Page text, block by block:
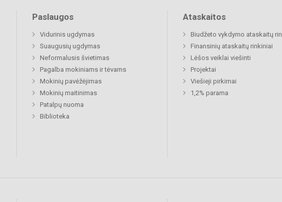
Paslaugos
Vidurinis ugdymas
Suaugusių ugdymas
Neformalusis švietimas
Pagalba mokiniams ir tėvams
Mokinių pavėžėjimas
Mokinių maitinimas
Patalpų nuoma
Biblioteka
Ataskaitos
Biudžeto vykdymo ataskaitų
Finansinių ataskaitų rinkiniai
Lėšos veiklai viešinti
Projektai
Viešieji pirkimai
1,2% parama